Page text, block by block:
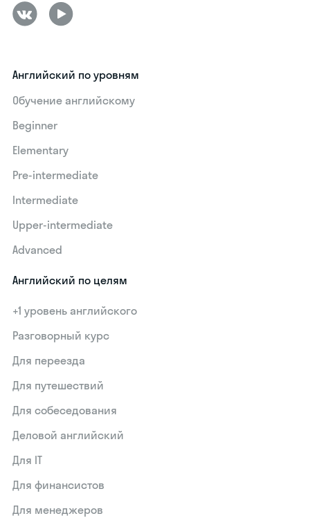
Английский по уровням
Обучение английскому
Beginner
Elementary
Pre-intermediate
Intermediate
Upper-intermediate
Advanced
Английский по целям
+1 уровень английского
Разговорный курс
Для переезда
Для путешествий
Для собеседования
Деловой английский
Для IT
Для финансистов
Для менеджеров